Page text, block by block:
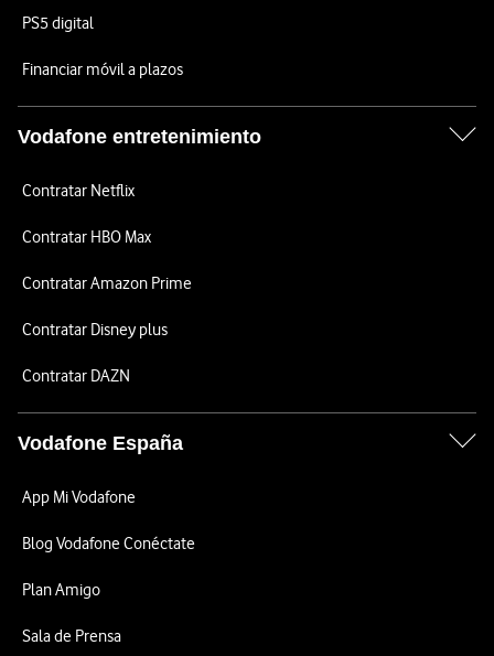
PS5 digital
Financiar móvil a plazos
Vodafone entretenimiento
Contratar Netflix
Contratar HBO Max
Contratar Amazon Prime
Contratar Disney plus
Contratar DAZN
Vodafone España
App Mi Vodafone
Blog Vodafone Conéctate
Plan Amigo
Sala de Prensa